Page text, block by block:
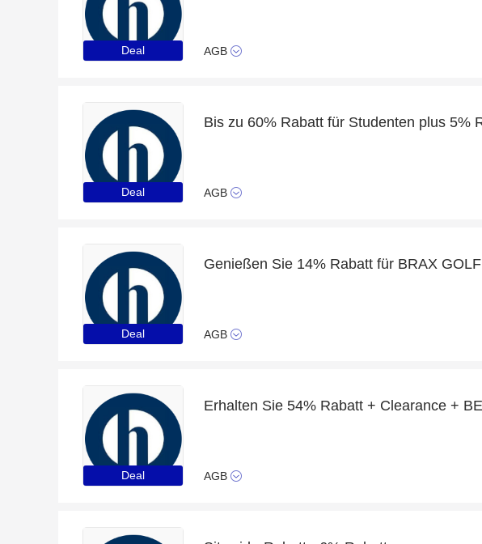
Deal AGB
Deal AGB
Deal
Genießen Sie 14% Rabatt für BRAX GOLF
AGB
Deal AGB